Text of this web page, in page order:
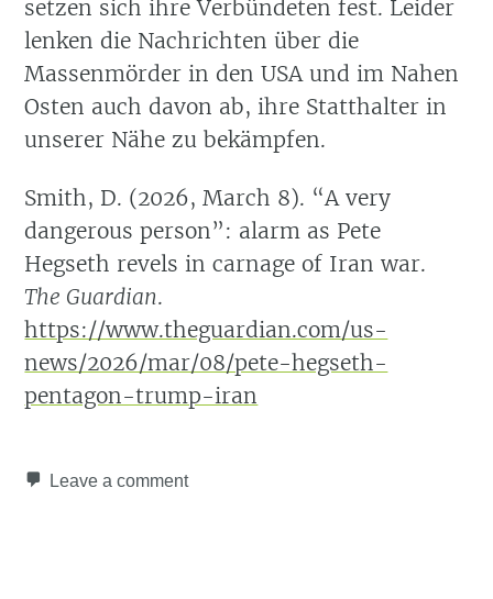
setzen sich ihre Verbündeten fest. Leider
lenken die Nachrichten über die
Massenmörder in den USA und im Nahen
Osten auch davon ab, ihre Statthalter in
unserer Nähe zu bekämpfen.
Smith, D. (2026, March 8). “A very
dangerous person”: alarm as Pete
Hegseth revels in carnage of Iran war.
The Guardian.
https://www.theguardian.com/us-
news/2026/mar/08/pete-hegseth-
pentagon-trump-iran
Leave a comment